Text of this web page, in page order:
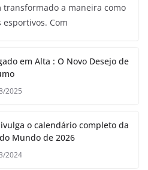
transformado a maneira como
Com
em Alta : O Novo Desejo de
2025
o calendário completo da
Mundo de 2026
2024